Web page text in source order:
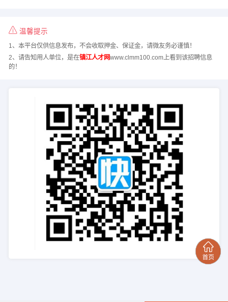
温馨提示
1、本平台仅供信息发布，不会收取押金、保证金，请微友务必谨慎！
2、请告知用人单位，是在镇江人才网www.clmm100.com上看到该招聘信息
的！